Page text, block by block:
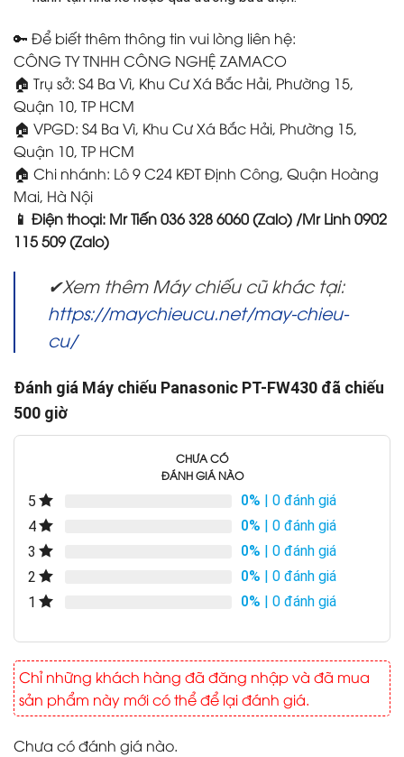
🔑 Để biết thêm thông tin vui lòng liên hệ:
CÔNG TY TNHH CÔNG NGHỆ ZAMACO
🏠 Trụ sở: S4 Ba Vì, Khu Cư Xá Bắc Hải, Phường 15,
Quận 10, TP HCM
🏠 VPGD: S4 Ba Vì, Khu Cư Xá Bắc Hải, Phường 15,
Quận 10, TP HCM
🏠 Chi nhánh: Lô 9 C24 KĐT Định Công, Quận Hoàng
Mai, Hà Nội
📱 Điện thoại: Mr Tiến 036 328 6060 (Zalo) /Mr Linh 0902
115 509 (Zalo)
✔Xem thêm Máy chiếu cũ khác tại:
https://maychieucu.net/may-chieu-
cu/
Đánh giá Máy chiếu Panasonic PT-FW430 đã chiếu
500 giờ
CHƯA CÓ
ĐÁNH GIÁ NÀO
5 0% | 0 đánh giá
4
0% | 0 đánh giá
3
0% | 0 đánh giá
2
0% | 0 đánh giá
1
0% | 0 đánh giá
Chỉ những khách hàng đã đăng nhập và đã mua
sản phẩm này mới có thể để lại đánh giá.
Chưa có đánh giá nào.